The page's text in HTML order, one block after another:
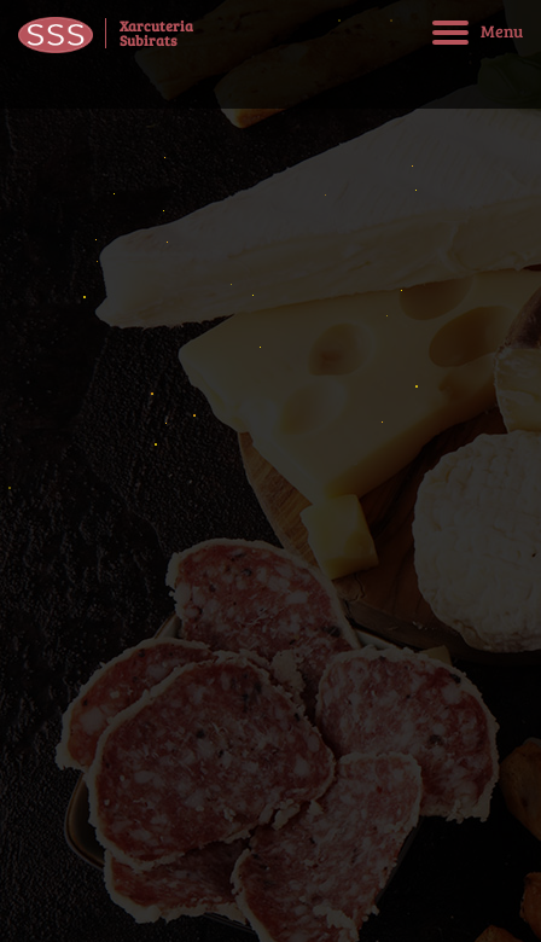
Xarcuteria
Subirats Menu
Serveis
Novetats
Contacte
Idioma